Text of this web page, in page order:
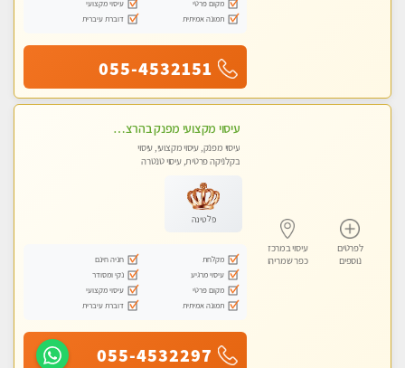
מקום פרטי
עיסוי מקצועי
תמונה אמיתית
דוברת עיברית
055-4532151
לפרטים
נוספים
עיסוי במרכז
כפר שמריהו
עיסוי מקצועי מפנק בהרצליה-מומלץ !!אירוח ברמה אחרת ...כולל שתיה חמה/קרה + בקבוק מים
עיסוי מפנק, עיסוי מקצועי, עיסוי
בקלניקה פרטית, עיסוי טנטרה
פלטינה
מקלחת
חניה חינם
עיסוי מרגיע
נקי ומסודר
מקום פרטי
עיסוי מקצועי
תמונה אמיתית
דוברת עיברית
055-4532297